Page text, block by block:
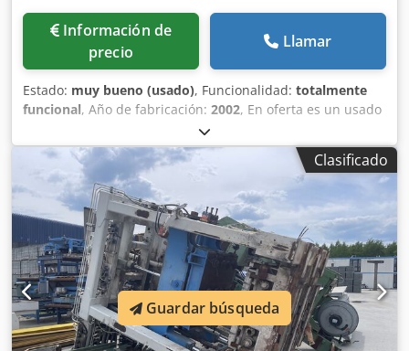
Información de
precio
Llamar
Estado: muy bueno (usado), Funcionalidad: totalmente
funcional, Año de fabricación: 2002, En oferta es un usado
PENTA rumbling sistema de adoquines, año de
construcción 2002. Djdperzt Nkjfx Abzjkr Totalmente
funcional, muy buen estado.
Clasificado
Guardar búsqueda